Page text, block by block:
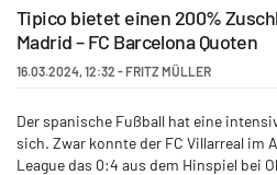
Tipico bietet einen 200%
Madrid – FC Barcelona Quoten
16.03.2024,12:32 - FRITZ MÜLLER
Der spanische Fußball hat eine
sich. Zwar konnte der FC Villarreal im
League das 0:4 aus dem Hinspiel bei